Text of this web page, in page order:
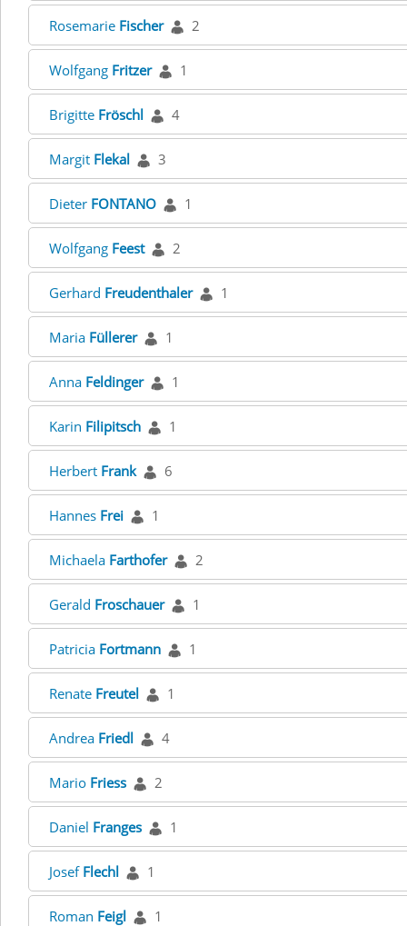
Rosemarie Fischer 2
Wolfgang Fritzer 1
Brigitte Fröschl 4
Margit Flekal 3
Dieter FONTANO 1
Wolfgang Feest 2
Gerhard Freudenthaler 1
Maria Füllerer 1
Anna Feldinger 1
Karin Filipitsch 1
Herbert Frank 6
Hannes Frei 1
Michaela Farthofer 2
Gerald Froschauer 1
Patricia Fortmann 1
Renate Freutel 1
Andrea Friedl 4
Mario Friess 2
Daniel Franges 1
Josef Flechl 1
Roman Feigl 1